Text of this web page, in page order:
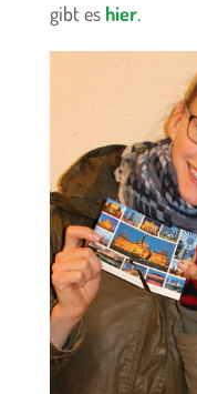
gibt es hier.